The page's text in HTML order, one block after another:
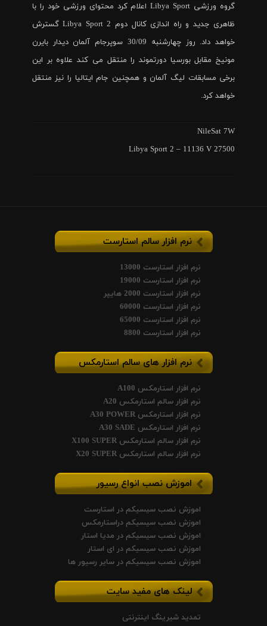
گروه ورزشی Libya Sport اعلام کرد محتوای ورزشی خود را با
ظاهری جدید و راه اندازی کانال دوم Libya Sport 2 گسترش
خواهد داد. روز چهارشنبه 30/09 سوپرجام آلمان دیدار بایرن
مونیخ مقابل بورسیا دورتموند را منتقل می کند علاوه بر این
برخی مسابقات لیگ آلمان و همچنین جام ایتالیا را نیز منتقل
خواهد کرد.
NileSat 7W
Libya Sport 2 – 11136 V 27500
نرم افزار سالم استارست
نرم افزار استارست 13000
نرم افزار استارست 19000
نرم افزار استارست 2000 هایپر
نرم افزار استارست 60000
نرم افزار استارست 65000
نرم افزار استارست 8800
نرم افزار های سالم استارمکس
نرم افزار استارمکس A100
نرم افزار سالم استارمکس A20
نرم افزار استارمکس A30 POWER
نرم افزار استارمکس A30 SADE
نرم افزار سالم استارمکس X100 SUPER
نرم افزار سالم استارمکس X20 SUPER
اموزش نصب انواع رسیور
اموزش نصب سیسیکم در استارست
اموزش نصب سیسیکم دراستارمکس
اموزش نصب سیسیکم در مدیا استار
اموزش نصب سیسیکم در ای استار
اموزش نصب سیسیکم در سایر رسیور ها
لینک های مفید سایت
تمدید شیرینگ اینترنتی